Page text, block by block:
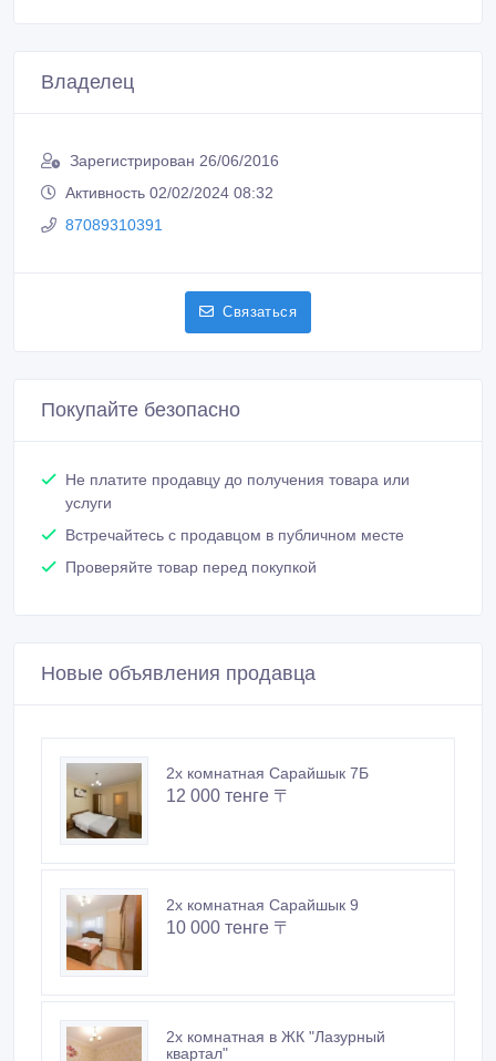
Владелец
Зарегистрирован 26/06/2016
Активность 02/02/2024 08:32
87089310391
Связаться
Покупайте безопасно
Не платите продавцу до получения товара или
услуги
Встречайтесь с продавцом в публичном месте
Проверяйте товар перед покупкой
Новые объявления продавца
2х комнатная Сарайшык 7Б
12 000 тенге 〒
2х комнатная Сарайшык 9
10 000 тенге 〒
2х комнатная в ЖК "Лазурный
квартал"